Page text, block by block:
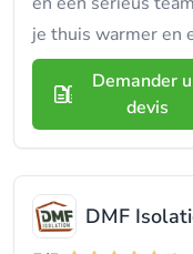
je thuis warmer en
Demander
devis
DMF